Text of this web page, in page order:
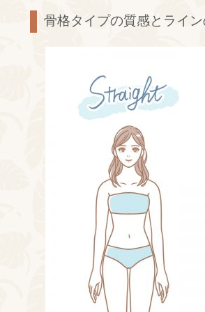
骨格タイプの質感とライ